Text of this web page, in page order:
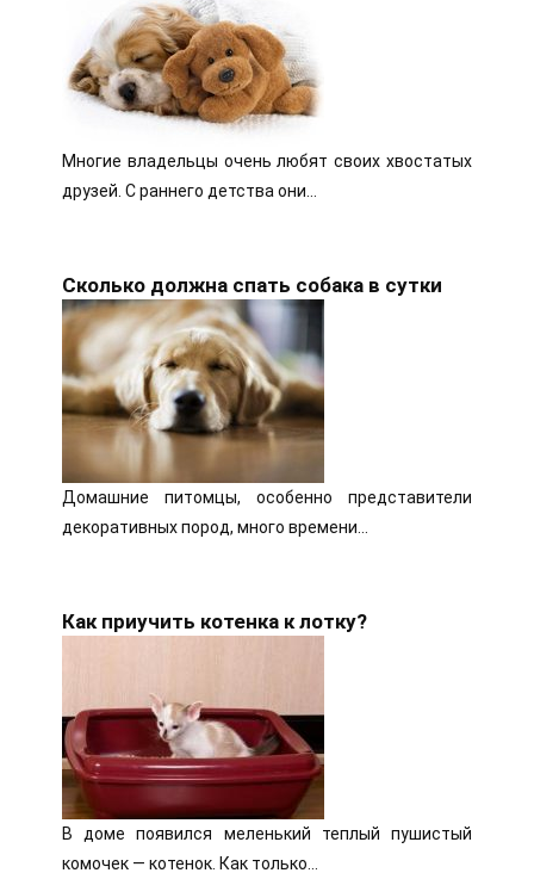
Многие владельцы очень любят своих хвостатых
друзей. С раннего детства они…
Сколько должна спать собака в сутки
Домашние питомцы, особенно представители
декоративных пород, много времени…
Как приучить котенка к лотку?
В доме появился меленький теплый пушистый
комочек — котенок. Как только…